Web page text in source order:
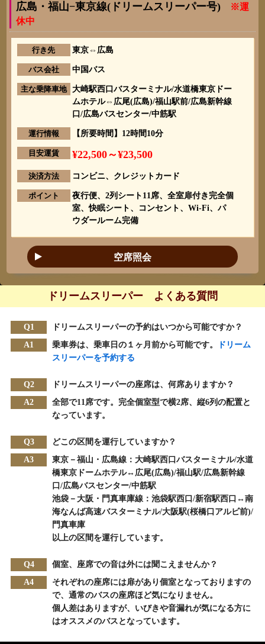
広島・福山−東京線(ドリームスリーパー号)
※運
休中
行き先 東京⇔広島
バス会社 中国バス
主な乗降車地
大崎駅西口バスターミナル/水道橋東京ドー
ムホテル⇔広尾(広島)/福山駅前/広島新幹線
口/広島バスセンター/中筋駅
運行情報 【所要時間】12時間10分
目安運賃 ¥22,500～¥23,500
決済方法 コンビニ、クレジットカード
ポイント
夜行便、2列シート11席、全室扉付き完全個
室、快眠シート、コンセント、Wi-Fi、パ
ウダールーム完備
空席照会
ドリームスリーパー よくある質問
Q1 ドリームスリーパーの予約はいつから可能ですか？
A1 乗車券は、乗車日の１ヶ月前から可能です。
ドリーム
スリーパーを予約する
Q2 ドリームスリーパーの座席は、何席ありますか？
A2
全部で11席です。完全個室型で横2席、縦6列の配置と
なっています。
Q3 どこの区間を運行していますか？
A3
東京－福山・広島線：大崎駅西口バスターミナル/水道
橋東京ドームホテル↔広尾(広島)/福山駅/広島新幹線
口/広島バスセンター/中筋駅
池袋－大阪・門真車庫線：池袋駅西口/新宿駅西口↔南
海なんば高速バスターミナル/大阪駅(桜橋口アルビ前)/
門真車庫
以上の区間を運行しています。
Q4 個室、座席での音は外には聞こえませんか？
A4
それぞれの座席には扉があり個室となっておりますの
で、通常のバスの座席ほど気になりません。
個人差はありますが、いびきや音漏れが気になる方に
はオススメのバスとなっています。